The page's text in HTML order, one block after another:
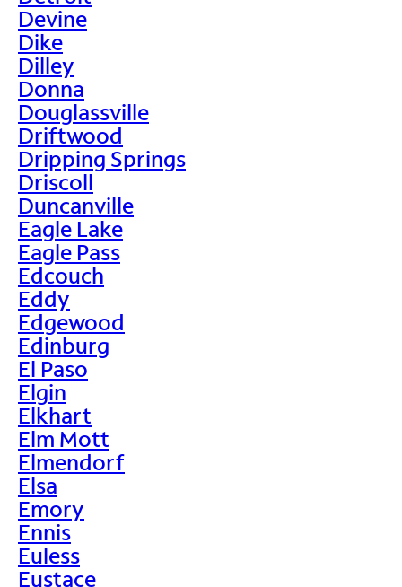
Devine
Dike
Dilley
Donna
Douglassville
Driftwood
Dripping Springs
Driscoll
Duncanville
Eagle Lake
Eagle Pass
Edcouch
Eddy
Edgewood
Edinburg
El Paso
Elgin
Elkhart
Elm Mott
Elmendorf
Elsa
Emory
Ennis
Euless
Eustace